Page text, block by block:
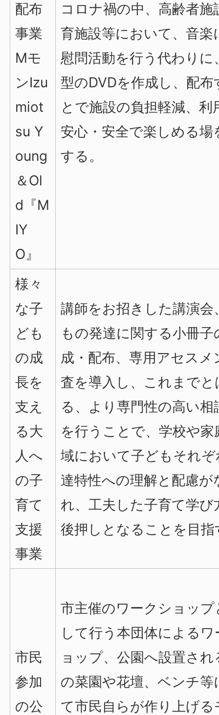
配布
事業
Mモ
ンIzu
miot
su Y
oung
＆Ol
d『M
IY
O』
コロナ禍の中、高齢者施
育施設等において、音楽
慰問活動を行う代わりに
型のDVDを作成し、配布
とで施設の負担軽減、利
安心・安全で楽しめる場
する。
様々
な子
ども
の成
長を
支え
る大
人へ
の子
育て
支援
事業
講師をお招きした講演会
もの発達に関する小冊子
成・配布、専用アセスメ
査を導入し、これまでと
る、より専門性の高い相
を行うことで、学校や家
域において子どもそれ
達特性への理解と配慮が
れ、工夫した子育て学び
後押しとなることを目指
市民
参加
の公
市主催のワークショップ
して行う本団体による
ョップ、公園へ設置され
の菜園や花壇、ベンチ等
て市民自らが作り上げる